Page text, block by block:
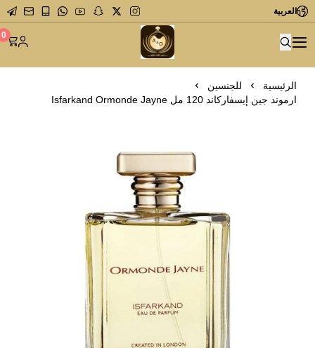
العربية
متجر عاشق العطور 0
الرئيسية
للجنسين
ارموند جين إيسفاركاند 120 مل Isfarkand Ormonde Jayne